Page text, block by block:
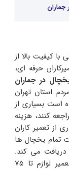
جماران
با کیفیت بالا از
حرفه ای،
در جماران
استان تهران
است بسیاری از
کنند، هزینه
از تعمیر کاران
تمام یخچال ها
دریافت می کند.
همین موضوع باعث شده است تا هزینه تعمیر لوازم تا 75